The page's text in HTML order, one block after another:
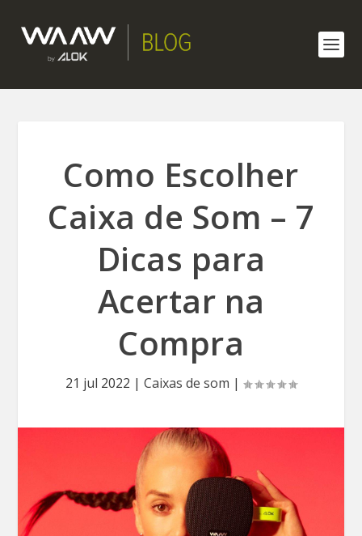
Como Escolher
Caixa de Som – 7
Dicas para
Acertar na
Compra
21 jul 2022 | Caixas de som |